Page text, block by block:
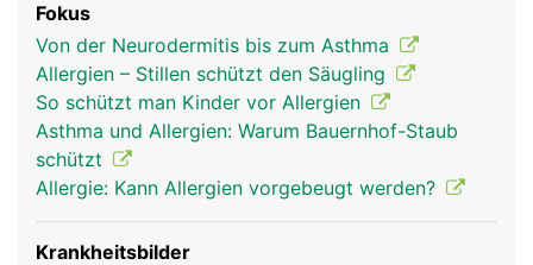
Ratgeber
Rubriken
Fokus
Von der Neurodermitis bis zum Asthma
Allergien – Stillen schützt den Säugling
So schützt man Kinder vor Allergien
Asthma und Allergien: Warum Bauernhof-Staub
schützt
Allergie: Kann Allergien vorgebeugt werden?
Krankheitsbilder